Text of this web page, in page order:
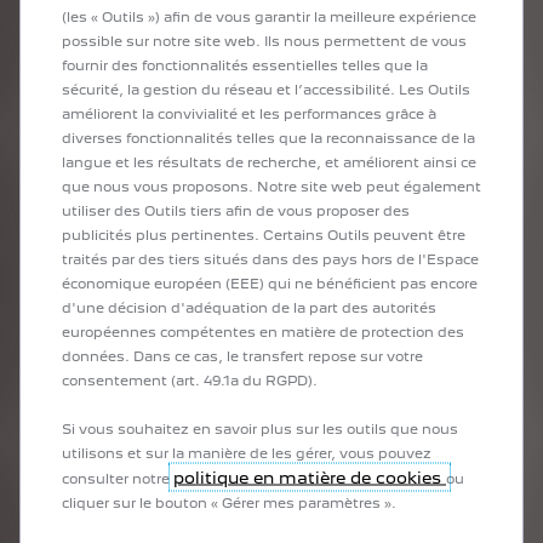
la proposition de travaux
si vous acceptez le devis, vous n’avez pas à revenir
ultérieurement à l’Atelier
Vous pouvez ainsi gagner un temps précieux sur l’entretien de
vos voitures
SOLUTIONS DE PAIEMENT
MAÎTRISEZ VOTRE BUDGET
Une réparation ou un entretien tombe parfois au mauvais
moment. Disposer d’une voiture toujours en bon état est
cependant très important pour votre sécurité et celle de vos
collaborateurs.
gardant la maitrise de votre budget, PEUGEOT SERVICE propose
de nouvelles prestations pour faciliter et étaler le paiement des
prestations en atelier.
Profitez de nos facilités de paiement en toute sécurité. Aucun
(les « Outils ») afin de vous garantir la meilleure expérience
possible sur notre site web. Ils nous permettent de vous
fournir des fonctionnalités essentielles telles que la
sécurité, la gestion du réseau et l’accessibilité. Les Outils
améliorent la convivialité et les performances grâce à
diverses fonctionnalités telles que la reconnaissance de la
langue et les résultats de recherche, et améliorent ainsi ce
que nous vous proposons. Notre site web peut également
utiliser des Outils tiers afin de vous proposer des
publicités plus pertinentes. Certains Outils peuvent être
traités par des tiers situés dans des pays hors de l'Espace
économique européen (EEE) qui ne bénéficient pas encore
d'une décision d'adéquation de la part des autorités
européennes compétentes en matière de protection des
données. Dans ce cas, le transfert repose sur votre
consentement (art. 49.1a du RGPD).
Si vous souhaitez en savoir plus sur les outils que nous
utilisons et sur la manière de les gérer, vous pouvez
consulter notre politique en matière de cookies ou
cliquer sur le bouton « Gérer mes paramètres ».